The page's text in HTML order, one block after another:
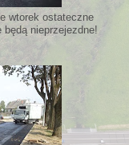
wtorek ostateczne
będą nieprzejezdne!